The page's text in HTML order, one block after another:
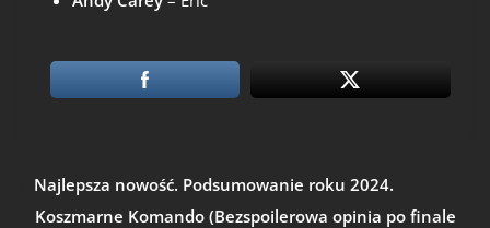
Najlepsza nowość. Podsumowanie roku 2024.
Koszmarne Komando (Bezspoilerowa opinia po finale